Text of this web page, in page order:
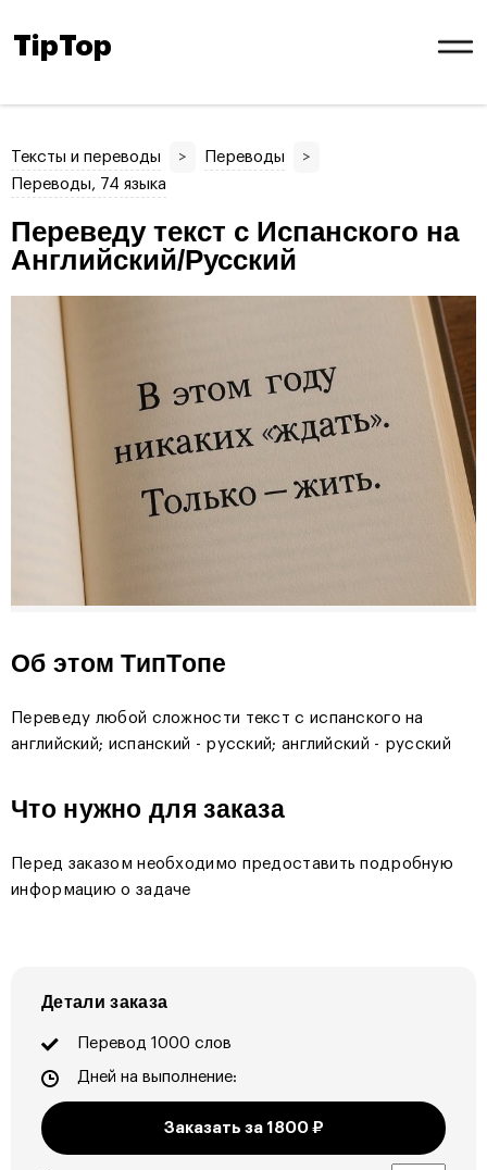
TipTop
Тексты и переводы > Переводы
>
Переводы, 74 языка
Переведу текст с Испанского на
Английский/Русский
Об этом ТипТопе
Переведу любой сложности текст с испанского на
английский; испанский - русский; английский - русский
Что нужно для заказа
Перед заказом необходимо предоставить подробную
информацию о задаче
Детали заказа
Перевод 1000 слов
Дней на выполнение:
Заказать за 1800₽